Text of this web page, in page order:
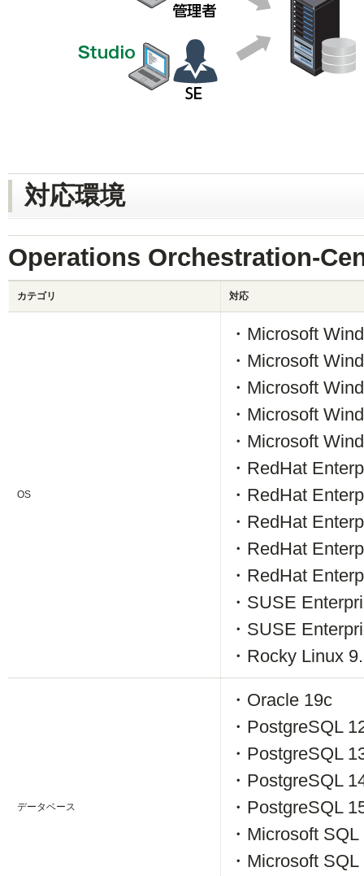
対応環境
Operations Orchestration-
カテゴリ 対応
OS
・Microsoft
・Microsoft
・Microsoft
・Microsoft
・Microsoft
・RedHat
・RedHat
・RedHat
・RedHat
・RedHat
・SUSE
・SUSE
・Rocky Linux
データベース
・Oracle 19c
・PostgreSQL
・PostgreSQL
・PostgreSQL
・PostgreSQL
・Microsoft
・Microsoft